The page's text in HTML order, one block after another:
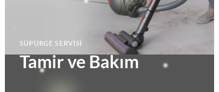
SÜPÜRGE SERVISI
Tamir ve Bakım